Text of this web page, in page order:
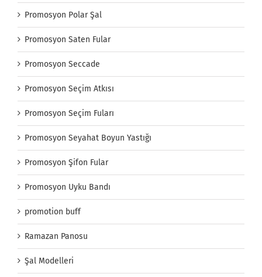
Promosyon Polar Şal
Promosyon Saten Fular
Promosyon Seccade
Promosyon Seçim Atkısı
Promosyon Seçim Fuları
Promosyon Seyahat Boyun Yastığı
Promosyon Şifon Fular
Promosyon Uyku Bandı
promotion buff
Ramazan Panosu
Şal Modelleri